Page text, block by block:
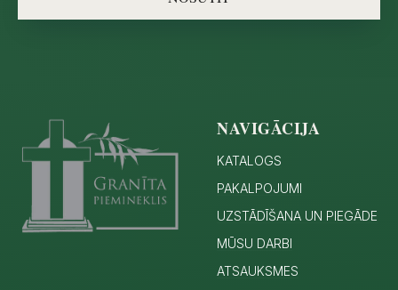
NAVIGĀCIJA
KATALOGS
PAKALPOJUMI
UZSTĀDĪŠANA UN PIEGĀDE
MŪSU DARBI
ATSAUKSMES